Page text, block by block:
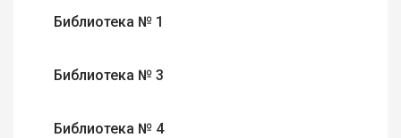
Библиотека № 1
Библиотека № 3
Библиотека № 4